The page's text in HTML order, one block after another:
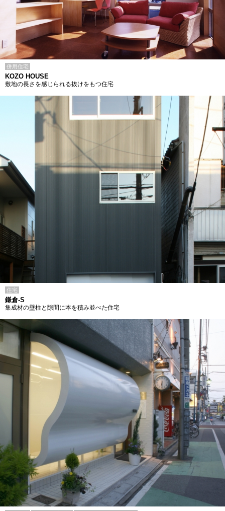
併用住宅
KOZO HOUSE
敷地の長さを感じられる抜けをもつ住宅
住宅
鎌倉-S
集成材の壁柱と隙間に本を積み並べた住宅